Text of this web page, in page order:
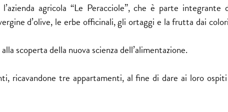
agricola “Le Peracciole”, che è parte integrante
d’olive, le erbe officinali, gli ortaggi e la frutta dai
scoperta della nuova scienza dell’alimentazione.
ricavandone tre appartamenti, al fine di dare ai loro